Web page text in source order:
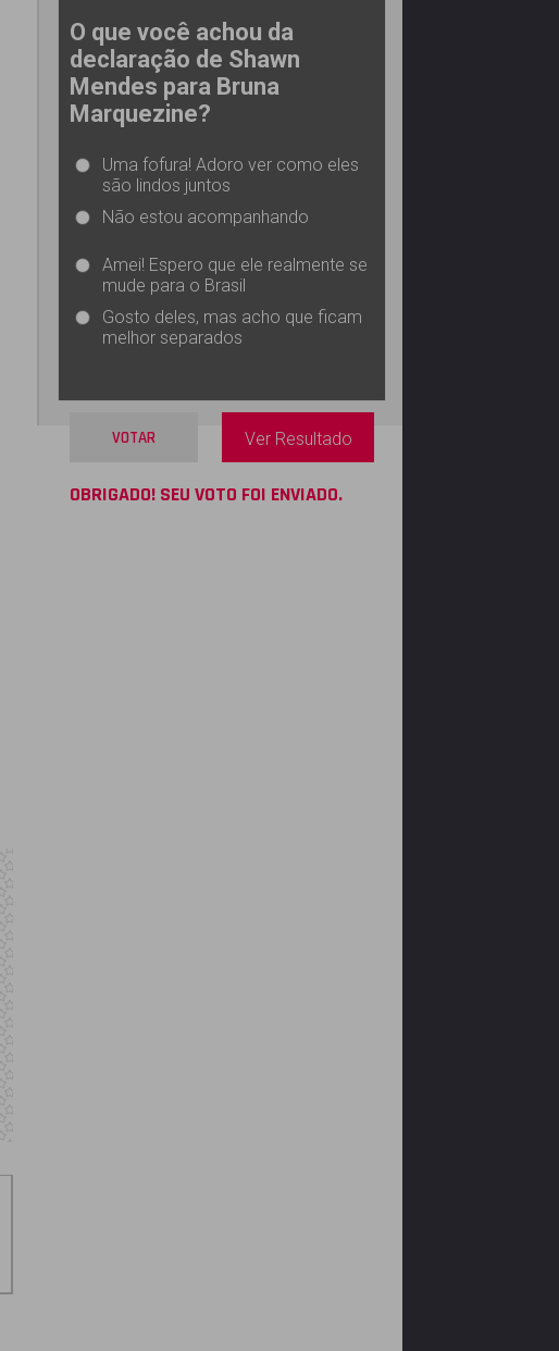
O que você achou da
declaração de Shawn
Mendes para Bruna
Marquezine?
Uma fofura! Adoro ver como eles
são lindos juntos
Não estou acompanhando
Amei! Espero que ele realmente se
mude para o Brasil
Gosto deles, mas acho que ficam
melhor separados
VOTAR Ver Resultado
OBRIGADO! SEU VOTO FOI ENVIADO.